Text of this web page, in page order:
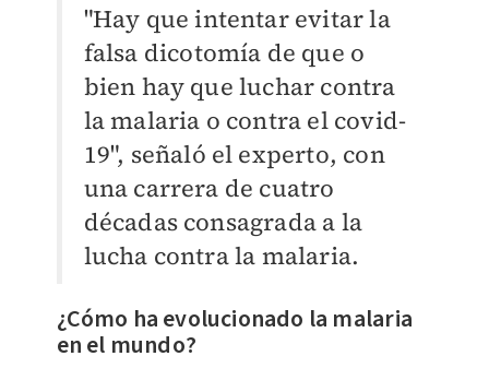
"Hay que intentar evitar la
falsa dicotomía de que o
bien hay que luchar contra
la malaria o contra el covid-
19", señaló el experto, con
una carrera de cuatro
décadas consagrada a la
lucha contra la malaria.
¿Cómo ha evolucionado la malaria
en el mundo?